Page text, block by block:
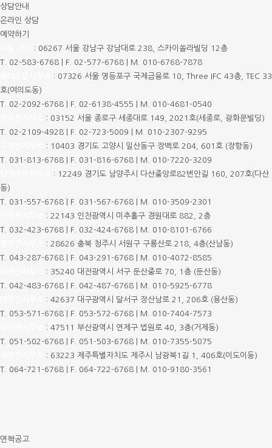
상담안내
온라인 상담
예약하기
: 06267 서울 강남구 강남대로 238, 스카이쏠라빌딩 12층
T. 02-583-6768 F. 02-577-6768 M. 010-6768-7878
: 07326 서울 영등포구 국제금융로 10, Three IFC 43층, TEC 33
호(여의도동)
T. 02-2092-6768 F. 02-6138-4555 M. 010-4681-0540
: 03152 서울 종로구 세종대로 149, 2021호(세종로, 광화문빌딩)
T. 02-2109-4928 F. 02-723-5009 M. 010-2307-9295
: 10403 경기도 고양시 일산동구 장백로 204, 601호 (장항동)
T. 031-813-6768 F. 031-816-6768 M. 010-7220-3209
: 12249 경기도 남양주시 다산중앙로82번안길 160, 207호(다산
동)
T. 031-557-6768 F. 031-567-6768 M. 010-3509-2301
: 22143 인천광역시 미추홀구 경원대로 882, 2층
T. 032-423-6768 F. 032-424-6768 M. 010-8101-6766
: 28626 충북 청주시 서원구 구룡산로 218, 4층(산남동)
T. 043-287-6768 F. 043-291-6768 M. 010-4072-8585
: 35240 대전광역시 서구 둔산중로 70, 1층 (둔산동)
T. 042-483-6768 F. 042-487-6768 M. 010-5925-6778
: 42637 대구광역시 달서구 장산남로 21, 206호 (용산동)
T. 053-571-6768 F. 053-572-6768 M. 010-7404-7573
: 47511 부산광역시 연제구 법원로 40, 3층(거제동)
T. 051-502-6768 F. 051-503-6768 M. 010-7355-5075
: 63223 제주특별자치도 제주시 남광북1길 1, 406호(이도이동)
T. 064-721-6768 F. 064-722-6768 M. 010-9180-3561
면책공고